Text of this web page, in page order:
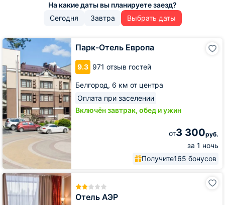
Сегодня Завтра Выбрать даты
Парк-Отель Европа
9.3 971 отзыв гостей
Белгород, 6 км от центра
Оплата при заселении
Включён завтрак, обед и ужин
от3 300руб.
за 1 ночь
Получите165 бонусов
Парк-
Отель
Европа
Отель АЭР
Отель
АЭР